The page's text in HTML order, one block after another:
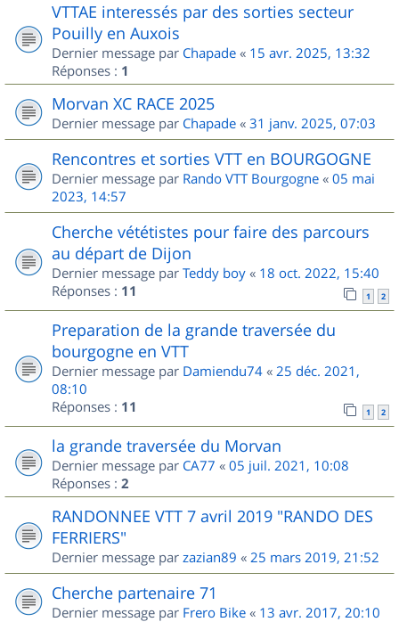
VTTAE interessés par des sorties secteur
Pouilly en Auxois
Dernier message par Chapade « 15 avr. 2025, 13:32
Réponses : 1
Morvan XC RACE 2025
Dernier message par Chapade « 31 janv. 2025, 07:03
Rencontres et sorties VTT en BOURGOGNE
Dernier message par Rando VTT Bourgogne « 05 mai
2023, 14:57
Cherche vététistes pour faire des parcours
au départ de Dijon
Dernier message par Teddy boy « 18 oct. 2022, 15:40
Réponses : 11 1 2
Preparation de la grande traversée du
bourgogne en VTT
Dernier message par Damiendu74 « 25 déc. 2021,
08:10
Réponses : 11 1 2
la grande traversée du Morvan
Dernier message par CA77 « 05 juil. 2021, 10:08
Réponses : 2
RANDONNEE VTT 7 avril 2019 "RANDO DES
FERRIERS"
Dernier message par zazian89 « 25 mars 2019, 21:52
Cherche partenaire 71
Dernier message par Frero Bike « 13 avr. 2017, 20:10